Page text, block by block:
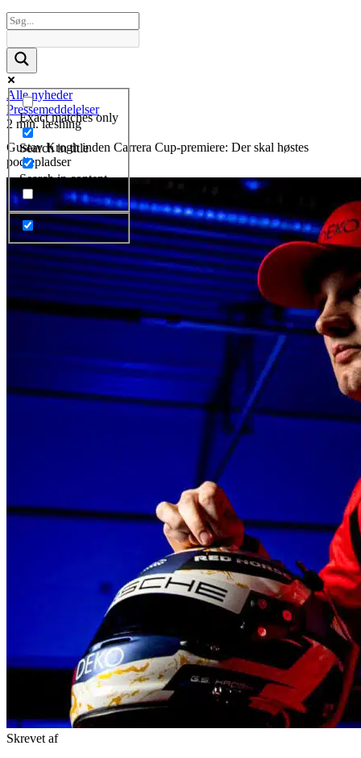
Exact matches only
Search in title
Search in content
Alle nyheder
Pressemeddelelser
2 min. læsning
Gustav Krogh inden Carrera Cup-premiere: Der skal høstes
podiepladser
Skrevet af